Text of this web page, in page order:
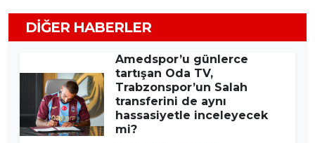
DIĞER HABERLER
Amedspor’u günlerce
tartışan Oda TV,
Trabzonspor’un Salah
transferini de aynı
hassasiyetle inceleyecek
mi?